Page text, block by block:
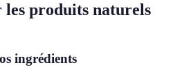
produits naturels
ingrédients